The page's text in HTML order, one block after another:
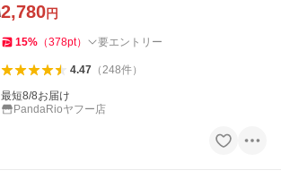
2,780円
15% （378pt） 要エントリー
4.47（248件）
最短8/8お届け
PandaRioヤフー店